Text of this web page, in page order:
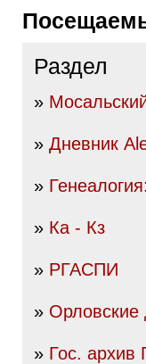
Раздел
»
» Дневник
»
» Ка - Кз
» РГАСПИ
» Орловские
» Гос. архив